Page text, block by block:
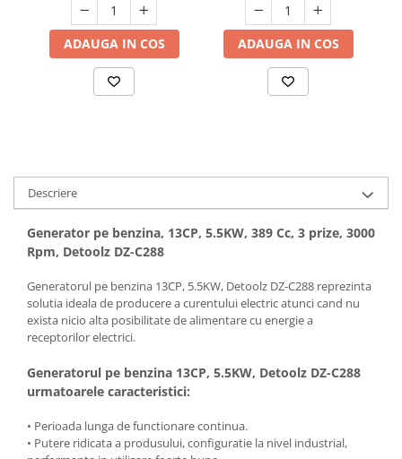
Hote bucatarie
Consumabile
Hote cupolare
Hote telescopice
Hote traditionale
Masini de Spalat Rufe & Uscatoare
Accesorii masini de spalat &
Masini automate de spalat rufe
Masini de spalat rufe cu uscator
Masini de spalat rufe verticale
Uscatoare de rufe
Masini de spalat vase
Masini de spalat vase incorporabile
Masini de spalat vase
ADAUGA IN COS ADAUGA IN COS
Descriere
Generator pe benzina, 13CP, 5.5KW, 389 Cc, 3 prize, 3000
Rpm, Detoolz DZ-C288
Generatorul pe benzina 13CP, 5.5KW, Detoolz DZ-C288 reprezinta
solutia ideala de producere a curentului electric atunci cand nu
exista nicio alta posibilitate de alimentare cu energie a
receptorilor electrici.
Generatorul pe benzina 13CP, 5.5KW, Detoolz DZ-C288
urmatoarele caracteristici:
• Perioada lunga de functionare continua.
• Putere ridicata a produsului, configuratie la nivel industrial,